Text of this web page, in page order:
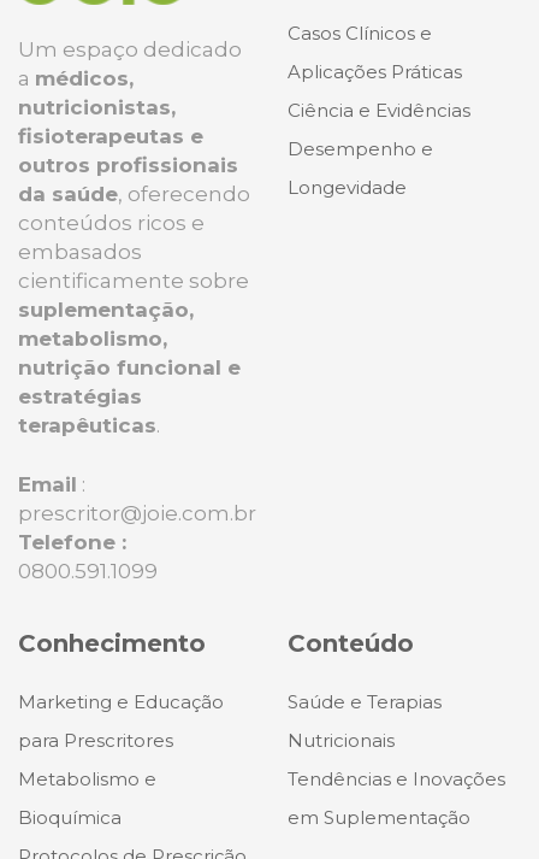
Um espaço dedicado
a médicos,
nutricionistas,
fisioterapeutas e
outros profissionais
da saúde, oferecendo
conteúdos ricos e
embasados
cientificamente sobre
suplementação,
metabolismo,
nutrição funcional e
estratégias
terapêuticas.
Email :
prescritor@joie.com.br
Telefone :
0800.591.1099
Casos Clínicos e
Aplicações Práticas
Ciência e Evidências
Desempenho e
Longevidade
Conhecimento
Marketing e Educação
para Prescritores
Metabolismo e
Bioquímica
Conteúdo
Saúde e Terapias
Nutricionais
Tendências e Inovações
em Suplementação